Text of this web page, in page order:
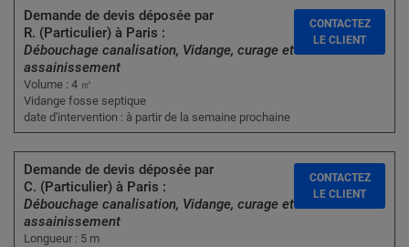
Demande de devis déposée par
R. (Particulier) à Paris :
Débouchage canalisation, Vidange, curage et
assainissement
Volume : 4 ㎥
Vidange fosse septique
date d'intervention : à partir de la semaine prochaine
CONTACTEZ
LE CLIENT
Demande de devis déposée par
C. (Particulier) à Paris :
Débouchage canalisation, Vidange, curage et
assainissement
Longueur : 5 m
CONTACTEZ
LE CLIENT